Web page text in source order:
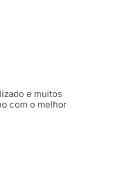
e muitos
com o melhor